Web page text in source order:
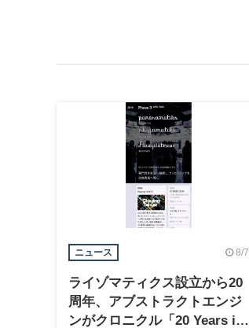
ニュース 8/7
ライゾマティクス設立から20
周年、アブストラクトエンジ
ンがクロニクル「20 Years in